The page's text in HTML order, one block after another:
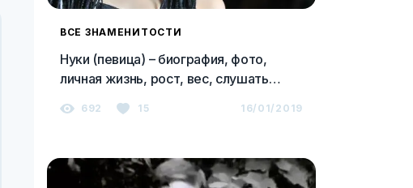
ВСЕ ЗНАМЕНИТОСТИ
Нуки (певица) – биография, фото,
личная жизнь, рост, вес, слушать
692 15 16/01/2019